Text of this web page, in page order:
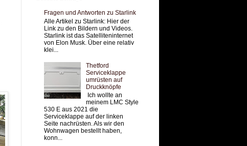
Fragen und Antworten zu Starlink
Alle Artikel zu Starlink: Hier der
Link zu den Bildern und Videos.
Starlink ist das Satelliteninternet
von Elon Musk. Über eine relativ
klei...
Thetford
Serviceklappe
umrüsten auf
Druckknöpfe
Ich wollte an
meinem LMC Style
530 E aus 2021 die
Serviceklappe auf der linken
Seite nachrüsten. Als wir den
Wohnwagen bestellt haben,
konn...